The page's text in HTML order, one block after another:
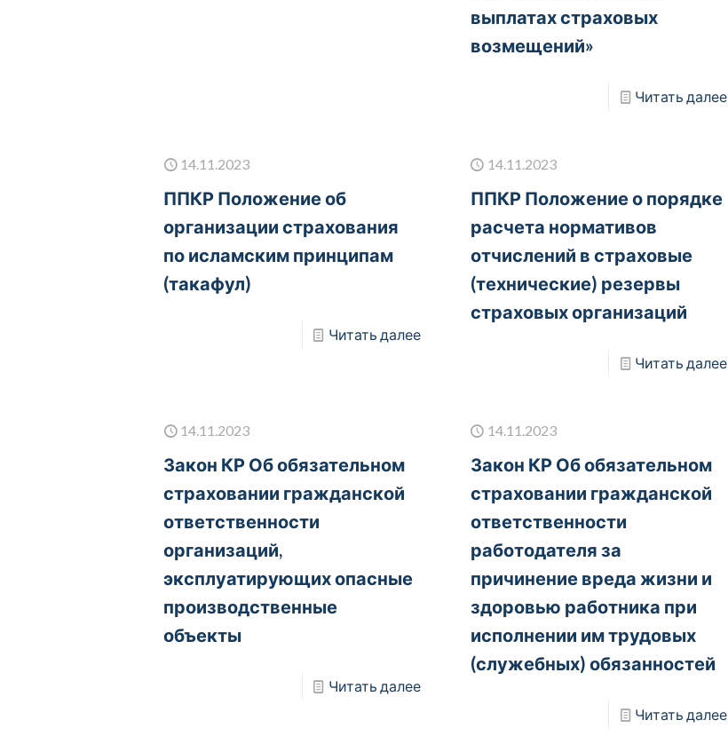
выплатах страховых
возмещений»
Читать далее
14.11.2023
ППКР Положение об
организации страхования
по исламским принципам
(такафул)
Читать далее
14.11.2023
ППКР Положение о порядке
расчета нормативов
отчислений в страховые
(технические) резервы
страховых организаций
Читать далее
14.11.2023
Закон КР Об обязательном
страховании гражданской
ответственности
организаций,
эксплуатирующих опасные
производственные
объекты
Читать далее
14.11.2023
Закон КР Об обязательном
страховании гражданской
ответственности
работодателя за
причинение вреда жизни и
здоровью работника при
исполнении им трудовых
(служебных) обязанностей
Читать далее